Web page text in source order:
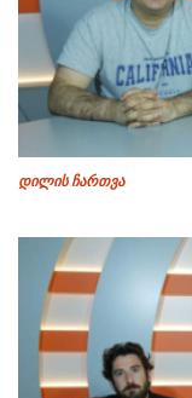
დილის ჩართვა